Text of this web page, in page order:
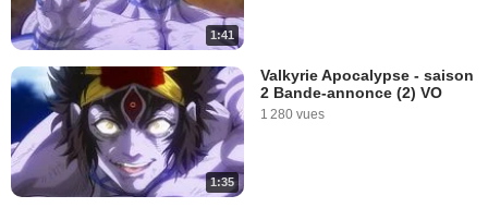
1:41
1:35
Valkyrie Apocalypse - saison
2 Bande-annonce (2) VO
1 280 vues